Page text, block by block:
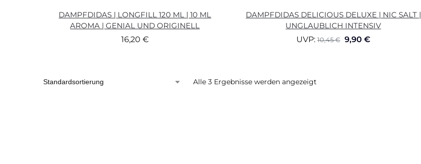
DAMPFDIDAS | LONGFILL 120 ML | 10 ML
AROMA | GENIAL UND ORIGINELL
16,20 €
DAMPFDIDAS DELICIOUS DELUXE | NIC SALT |
UNGLAUBLICH INTENSIV
UVP: 10,45€ 9,90 €
Alle 3 Ergebnisse werden angezeigt